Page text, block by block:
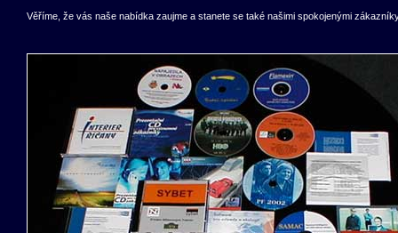
Věříme, že vás naše nabídka zaujme a stanete se také našimi spokojenými